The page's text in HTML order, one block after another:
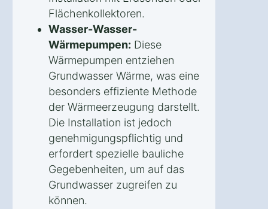
Flächenkollektoren.
Wasser-Wasser-
Wärmepumpen: Diese
Wärmepumpen entziehen
Grundwasser Wärme, was eine
besonders effiziente Methode
der Wärmeerzeugung darstellt.
Die Installation ist jedoch
genehmigungspflichtig und
erfordert spezielle bauliche
Gegebenheiten, um auf das
Grundwasser zugreifen zu
können.